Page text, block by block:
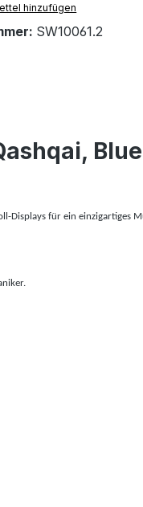
hinzufügen
SW10061.2
Displays für ein einzigartiges